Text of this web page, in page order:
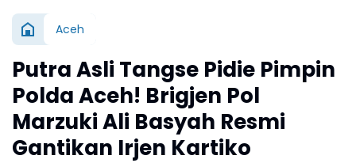
Aceh
Putra Asli Tangse Pidie Pimpin
Polda Aceh! Brigjen Pol
Marzuki Ali Basyah Resmi
Gantikan Irjen Kartiko